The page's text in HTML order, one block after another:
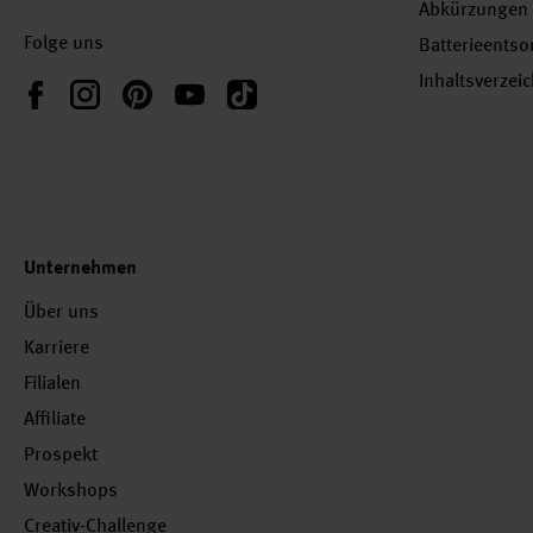
Folge uns
FacebookInstagramPinterestYouTubeTikTok
Abkürzungen
Unternehmen
Über uns
Karriere
Filialen
Affiliate
Prospekt
Workshops
Creativ-Challenge